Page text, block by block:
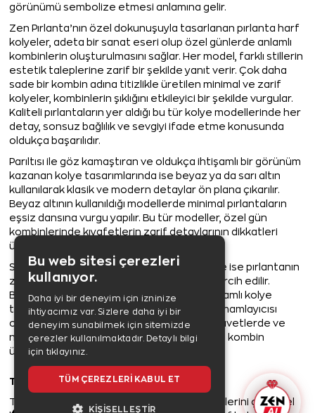
görünümü sembolize etmesi anlamına gelir.
Zen Pırlanta’nın özel dokunuşuyla tasarlanan pırlanta harf
kolyeler, adeta bir sanat eseri olup özel günlerde anlamlı
kombinlerin oluşturulmasını sağlar. Her model, farklı stillerin
estetik taleplerine zarif bir şekilde yanıt verir. Çok daha
sade bir kombin adına titizlikle üretilen minimal ve zarif
kolyeler, kombinlerin şıklığını etkileyici bir şekilde vurgular.
Kaliteli pırlantaların yer aldığı bu tür kolye modellerinde her
detay, sonsuz bağlılık ve sevgiyi ifade etme konusunda
oldukça başarılıdır.
Parıltısı ile göz kamaştıran ve oldukça ihtişamlı bir görünüm
kazanan kolye tasarımlarında ise beyaz ya da sarı altın
kullanılarak klasik ve modern detaylar ön plana çıkarılır.
Beyaz altının kullanıldığı modellerde minimal pırlantaların
eşsiz dansına vurgu yapılır. Bu tür modeller, özel gün
kombinlerinde kıyafetlerin zarif detaylarının dikkatleri
üzerine çekmesini sağlar.
Sarı altın kullanılarak tasarlanan modellerde ise pırlantanın
zarafetinin yanı sıra melek kanadı figürü tercih edilir.
Böylelikle hem ihtişamlı hem de oldukça anlamlı kolye
tasarımları elde edilir. Ofis kombinlerinin tamamlayıcısı
olarak kullanılabilen kolye modelleri, özel davetlerde ve
nişan ya da düğün törenlerinde ise gözlerin kombin
üzerinde olmasını sağlar.
Taşlı Harf Kolye
Taş detaylarıyla stil sahibi kadınların kıyafetlerini çok özel
Bu web sitesi çerezleri
kullanıyor.
Daha iyi bir deneyim için izninize
ihtiyacımız var. Sizlere daha iyi bir
deneyim sunabilmek için sitemizde
çerezler kullanılmaktadır. Detaylı bilgi
için tıklayınız.
TÜM ÇEREZLERI KABUL ET
KIŞISELLEŞTIR